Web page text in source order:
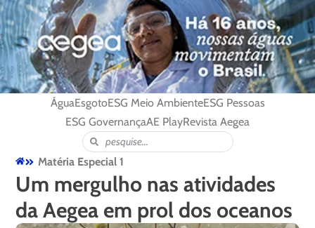
ÁguaEsgotoESG Meio AmbienteESG Pessoas
ESG GovernançaAE PlayRevista Aegea
Matéria Especial 1
Um mergulho nas atividades
da Aegea em prol dos oceanos